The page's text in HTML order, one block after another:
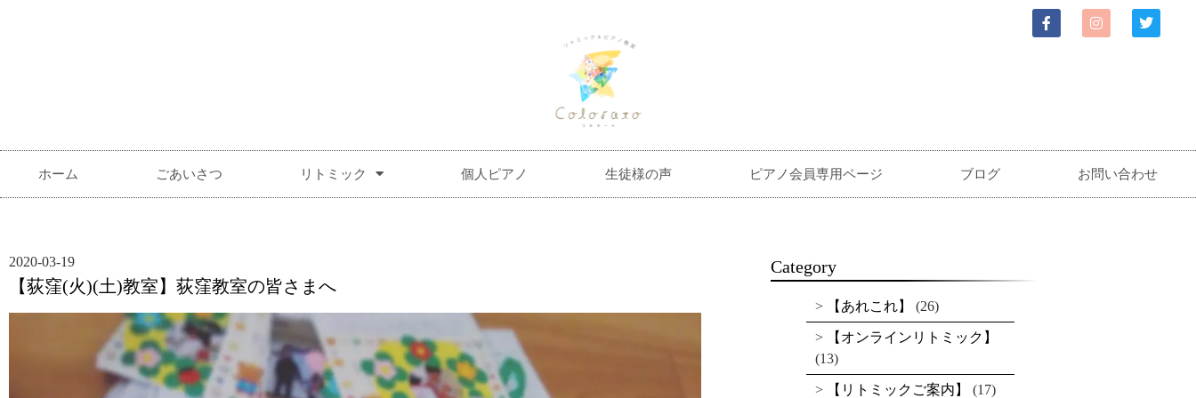
ホーム ごあいさつ リトミック 個人ピアノ 生徒様の声 ピアノ会員専用ページ ブログ お問い合わせ
2020-03-19
【荻窪(火)(土)教室】荻窪教室の皆さまへ
Category
【あれこれ】 (26)
【オンラインリトミック】
(13)
【リトミックご案内】 (17)